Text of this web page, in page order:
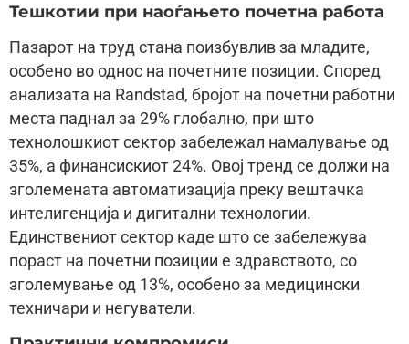
Тешкотии при наоѓањето почетна работа
Пазарот на труд стана поизбувлив за младите,
особено во однос на почетните позиции. Според
анализата на Randstad, бројот на почетни работни
места паднал за 29% глобално, при што
технолошкиот сектор забележал намалување од
35%, а финансискиот 24%. Овој тренд се должи на
зголемената автоматизација преку вештачка
интелигенција и дигитални технологии.
Единствениот сектор каде што се забележува
пораст на почетни позиции е здравството, со
зголемување од 13%, особено за медицински
техничари и негуватели.